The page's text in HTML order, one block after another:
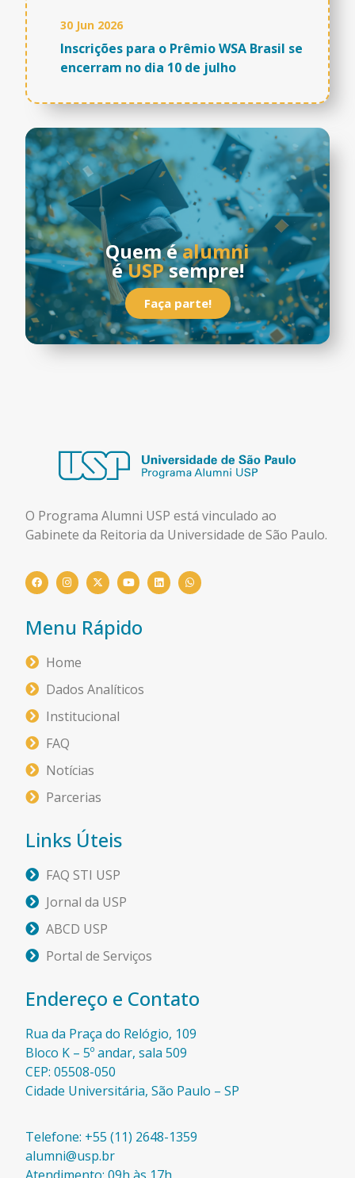
30 Jun 2026
Inscrições para o Prêmio WSA Brasil se
encerram no dia 10 de julho
Quem éalumni
éUSPsempre!
Faça parte!
O Programa Alumni USP está vinculado ao
Gabinete da Reitoria da Universidade de São Paulo.
Menu Rápido
Home
Dados Analíticos
Institucional
FAQ
Notícias
Parcerias
Links Úteis
FAQ STI USP
Jornal da USP
ABCD USP
Portal de Serviços
Endereço e Contato
Rua da Praça do Relógio, 109
Bloco K – 5º andar, sala 509
CEP: 05508-050
Cidade Universitária, São Paulo – SP​
Telefone: +55 (11) 2648-1359
alumni@usp.br